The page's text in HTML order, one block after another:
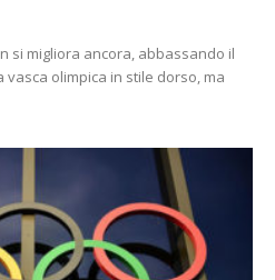
si migliora ancora, abbassando il
olimpica in stile dorso, ma